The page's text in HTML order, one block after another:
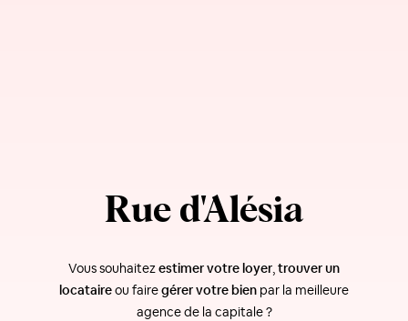
Rue d'Alésia
Vous souhaitezestimer votre loyer,trouver un
locataireou fairegérer votre bien par la meilleure
agence de la capitale ?